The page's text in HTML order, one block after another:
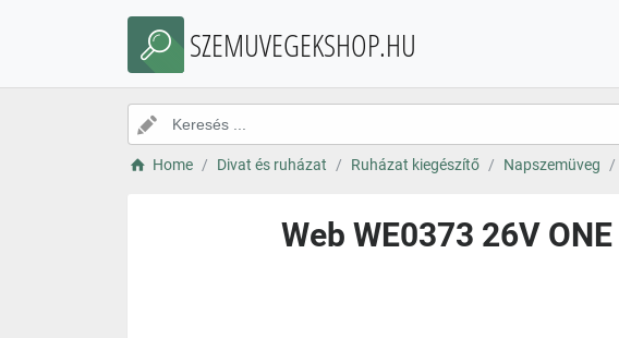
SZEMUVEGEKSHOP.HU
Home Divat és ruházat Ruházat kiegészítő Napszemüveg
Web WE0373 26V